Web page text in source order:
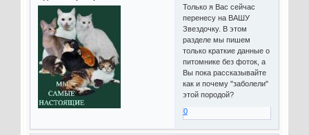
Только я Вас сейчас
перенесу на ВАШУ
Звездочку. В этом
разделе мы пишем
только краткие данные о
питомнике без фоток, а
Вы пока рассказывайте
как и почему "заболели"
этой породой?
0